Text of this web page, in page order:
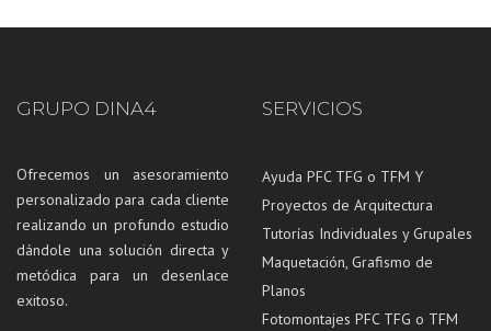
GRUPO DINA4
Ofrecemos un asesoramiento
personalizado para cada cliente
realizando un profundo estudio
dándole una solución directa y
metódica para un desenlace
exitoso.
SERVICIOS
Ayuda PFC TFG o TFM Y
Proyectos de Arquitectura
Tutorías Individuales y Grupales
Maquetación, Grafismo de
Planos
Fotomontajes PFC TFG o TFM